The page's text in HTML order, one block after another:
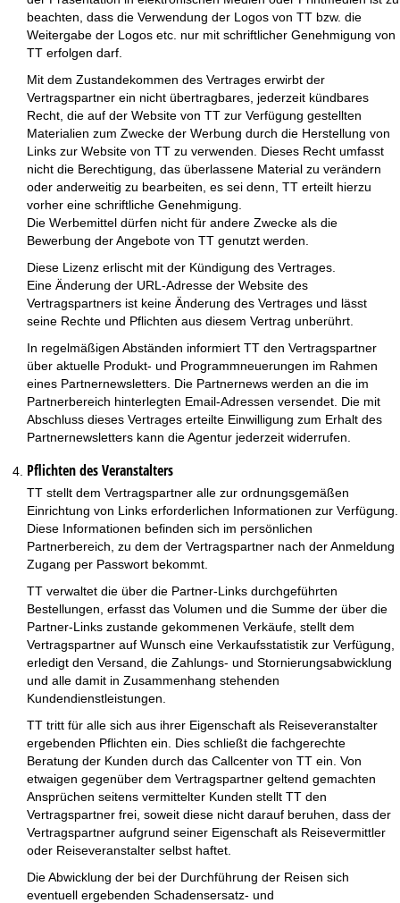
beachten, dass die Verwendung der Logos von TT bzw. die
Weitergabe der Logos etc. nur mit schriftlicher Genehmigung von
TT erfolgen darf.
Mit dem Zustandekommen des Vertrages erwirbt der
Vertragspartner ein nicht übertragbares, jederzeit kündbares
Recht, die auf der Website von TT zur Verfügung gestellten
Materialien zum Zwecke der Werbung durch die Herstellung von
Links zur Website von TT zu verwenden. Dieses Recht umfasst
nicht die Berechtigung, das überlassene Material zu verändern
oder anderweitig zu bearbeiten, es sei denn, TT erteilt hierzu
vorher eine schriftliche Genehmigung.
Die Werbemittel dürfen nicht für andere Zwecke als die
Bewerbung der Angebote von TT genutzt werden.
Diese Lizenz erlischt mit der Kündigung des Vertrages.
Eine Änderung der URL-Adresse der Website des
Vertragspartners ist keine Änderung des Vertrages und lässt
seine Rechte und Pflichten aus diesem Vertrag unberührt.
In regelmäßigen Abständen informiert TT den Vertragspartner
über aktuelle Produkt- und Programmneuerungen im Rahmen
eines Partnernewsletters. Die Partnernews werden an die im
Partnerbereich hinterlegten Email-Adressen versendet. Die mit
Abschluss dieses Vertrages erteilte Einwilligung zum Erhalt des
Partnernewsletters kann die Agentur jederzeit widerrufen.
Pflichten des Veranstalters
TT stellt dem Vertragspartner alle zur ordnungsgemäßen
Einrichtung von Links erforderlichen Informationen zur Verfügung.
Diese Informationen befinden sich im persönlichen
Partnerbereich, zu dem der Vertragspartner nach der Anmeldung
Zugang per Passwort bekommt.
TT verwaltet die über die Partner-Links durchgeführten
Bestellungen, erfasst das Volumen und die Summe der über die
Partner-Links zustande gekommenen Verkäufe, stellt dem
Vertragspartner auf Wunsch eine Verkaufsstatistik zur Verfügung,
erledigt den Versand, die Zahlungs- und Stornierungsabwicklung
und alle damit in Zusammenhang stehenden
Kundendienstleistungen.
TT tritt für alle sich aus ihrer Eigenschaft als Reiseveranstalter
ergebenden Pflichten ein. Dies schließt die fachgerechte
Beratung der Kunden durch das Callcenter von TT ein. Von
etwaigen gegenüber dem Vertragspartner geltend gemachten
Ansprüchen seitens vermittelter Kunden stellt TT den
Vertragspartner frei, soweit diese nicht darauf beruhen, dass der
Vertragspartner aufgrund seiner Eigenschaft als Reisevermittler
oder Reiseveranstalter selbst haftet.
Die Abwicklung der bei der Durchführung der Reisen sich
eventuell ergebenden Schadensersatz- und